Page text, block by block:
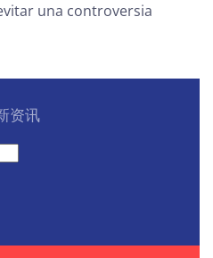
una controversia
资讯